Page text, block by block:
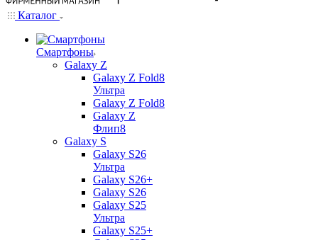
Каталог
Смартфоны
Galaxy Z
Galaxy Z Fold8
Ультра
Galaxy Z Fold8
Galaxy Z
Флип8
Galaxy S
Galaxy S26
Ультра
Galaxy S26+
Galaxy S26
Galaxy S25
Ультра
Galaxy S25+